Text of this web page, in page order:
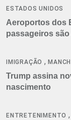
ESTADOS UNIDOS
Aeroportos dos
passageiros
IMIGRAÇÃO ,
Trump assina
nascimento
ENTRETENIMENTO